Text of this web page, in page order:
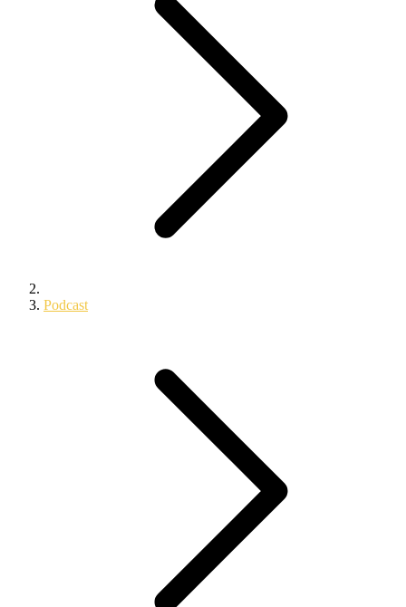
Podcast